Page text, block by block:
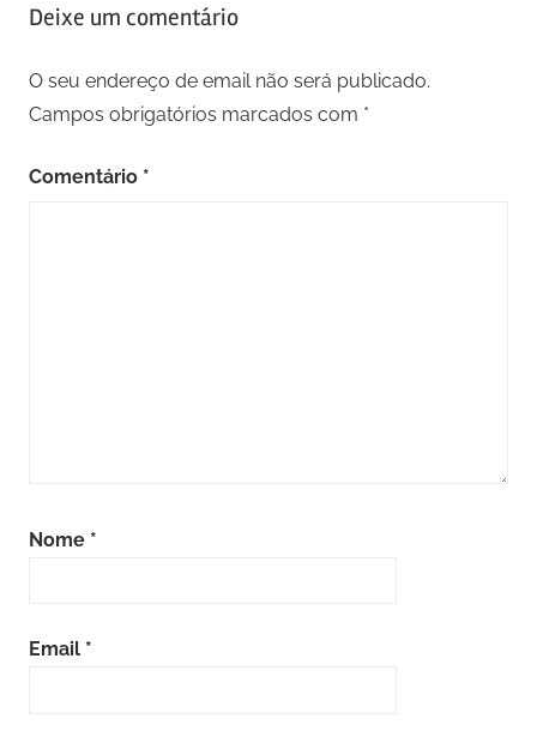
Deixe um comentário
O seu endereço de email não será publicado.
Campos obrigatórios marcados com *
Comentário *
Nome *
Email *